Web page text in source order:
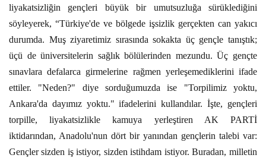
liyakatsizliğin gençleri büyük bir umutsuzluğa sürüklediğini
söyleyerek, “Türkiye'de ve bölgede işsizlik gerçekten can yakıcı
durumda. Muş ziyaretimiz sırasında sokakta üç gençle tanıştık;
üçü de üniversitelerin sağlık bölülerinden mezundu. Üç gençte
sınavlara defalarca girmelerine rağmen yerleşemediklerini ifade
ettiler. "Neden?" diye sorduğumuzda ise "Torpilimiz yoktu,
Ankara'da dayımız yoktu." ifadelerini kullandılar. İşte, gençleri
torpille, liyakatsizlikle kamuya yerleştiren AK PARTİ
iktidarından, Anadolu'nun dört bir yanından gençlerin talebi var:
Gençler sizden iş istiyor, sizden istihdam istiyor. Buradan, milletin